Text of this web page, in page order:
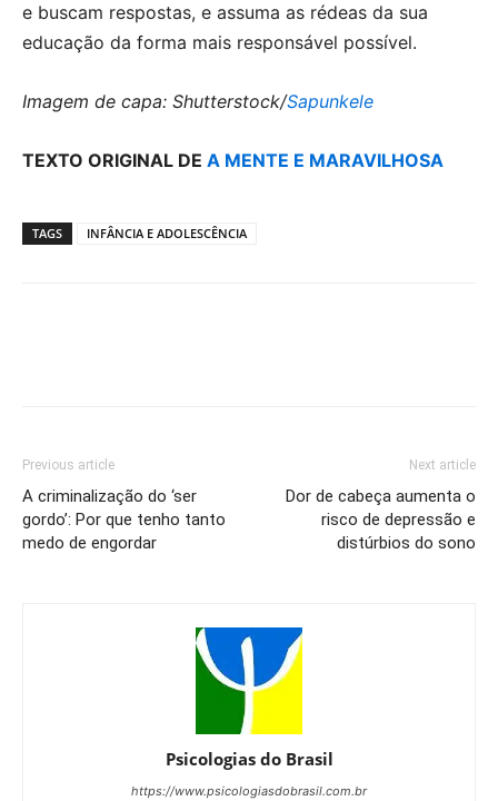
e buscam respostas, e assuma as rédeas da sua
educação da forma mais responsável possível.
Imagem de capa: Shutterstock/Sapunkele
TEXTO ORIGINAL DE A MENTE E MARAVILHOSA
TAGS INFÂNCIA E ADOLESCÊNCIA
Previous article
A criminalização do ‘ser
gordo’: Por que tenho tanto
medo de engordar
Next article
Dor de cabeça aumenta o
risco de depressão e
distúrbios do sono
Psicologias do Brasil
https://www.psicologiasdobrasil.com.br